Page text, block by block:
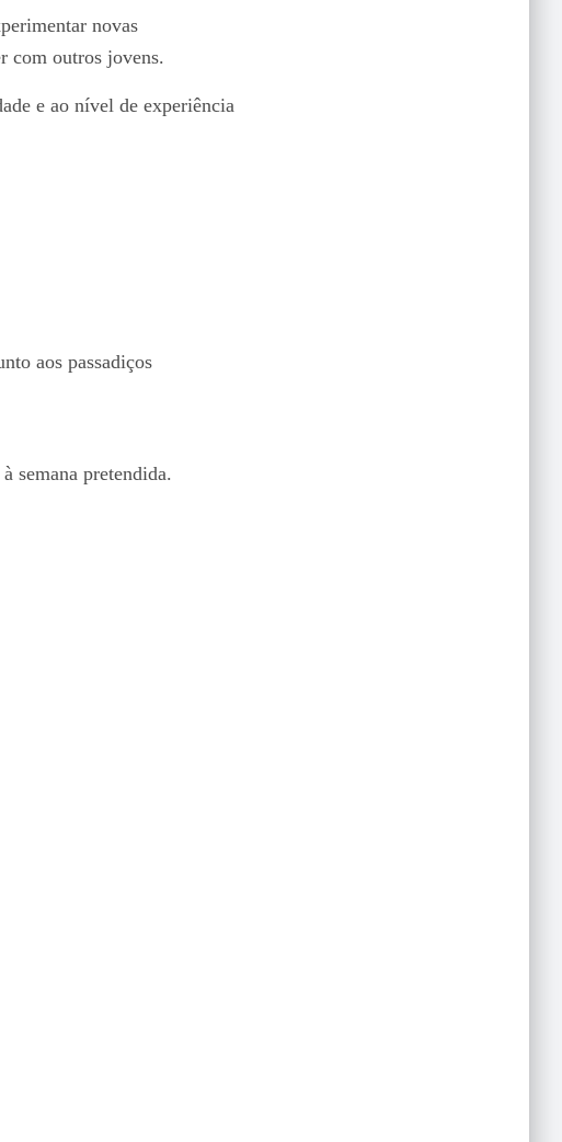
novas
com outros jovens.
e ao nível de experiência
aos passadiços
à semana pretendida.